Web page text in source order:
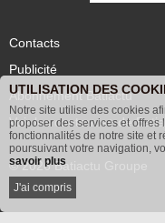
Publicité
Abonnement Batiactu
Voir les contenus+ de
© 2026 Batiactu Groupe
UTILISATION DES
Notre site utilise des cookies
proposer des services et offres
fonctionnalités de notre site et
poursuivant votre navigation,
savoir plus
J'ai compris